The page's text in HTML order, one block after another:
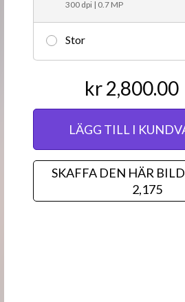
300 dpi | 0.7 MP
Stor
kr 2,800.00
LÄGG TILL I
SKAFFA DEN HÄR
2,175